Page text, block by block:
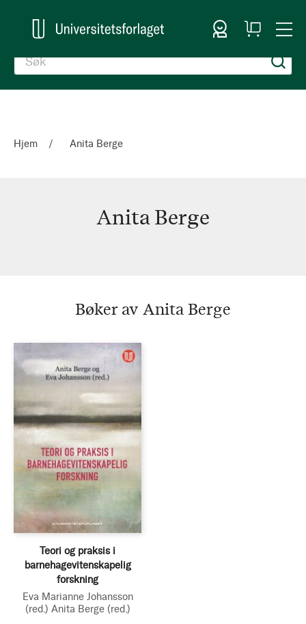
Logg inn
Handlekurv
Hjem Anita Berge
Anita Berge
Bøker av Anita Berge
Teori og praksis i
barnehagevitenskapelig
forskning
Eva Marianne Johansson
(red.) Anita Berge (red.)